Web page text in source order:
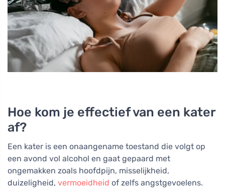
Hoe kom je effectief van een kater
af?
Een kater is een onaangename toestand die volgt op
een avond vol alcohol en gaat gepaard met
ongemakken zoals hoofdpijn, misselijkheid,
duizeligheid, vermoeidheid of zelfs angstgevoelens.